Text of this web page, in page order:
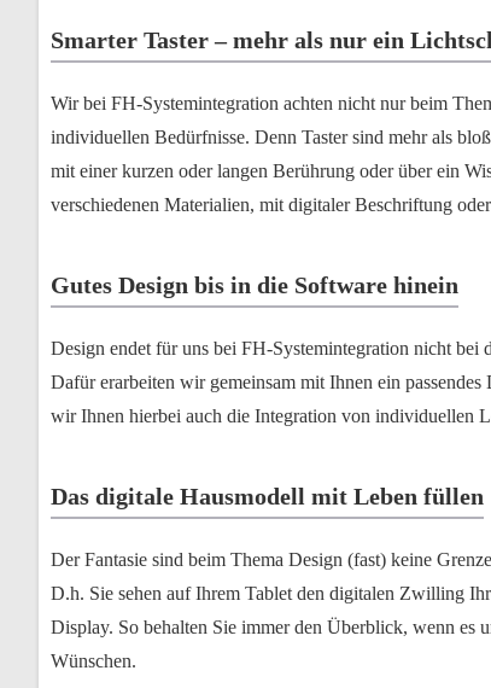
Smarter Taster – mehr als nur ein
Wir bei FH-Systemintegration achten nicht nur beim
individuellen Bedürfnisse. Denn Taster sind mehr als
mit einer kurzen oder langen Berührung oder über ein
verschiedenen Materialien, mit digitaler Beschriftung
Gutes Design bis in die Software hinein
Design endet für uns bei FH-Systemintegration nicht bei
Dafür erarbeiten wir gemeinsam mit Ihnen ein
wir Ihnen hierbei auch die Integration von individuellen
Das digitale Hausmodell mit Leben füllen
Der Fantasie sind beim Thema Design (fast) keine
D.h. Sie sehen auf Ihrem Tablet den digitalen Zwilling
Display. So behalten Sie immer den Überblick, wenn es
Wünschen.